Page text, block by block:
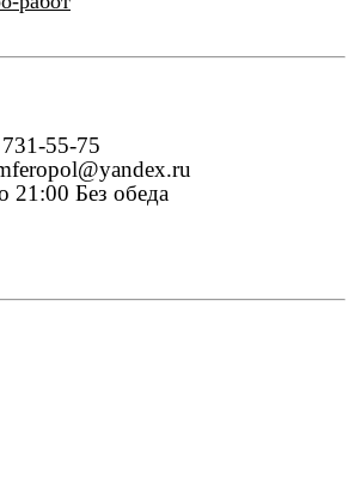
55-75
21:00 Без обеда